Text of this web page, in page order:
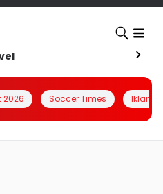
Soccer Times Iklanin